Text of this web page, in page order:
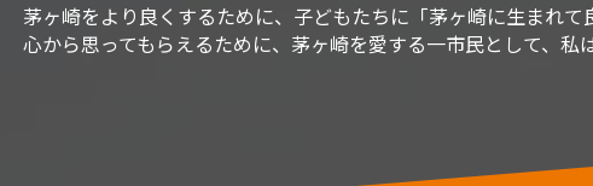
茅ヶ崎をより良くするために、子どもたちに「茅ヶ崎に生まれて
心から思ってもらえるために、茅ヶ崎を愛する一市⺠として、私